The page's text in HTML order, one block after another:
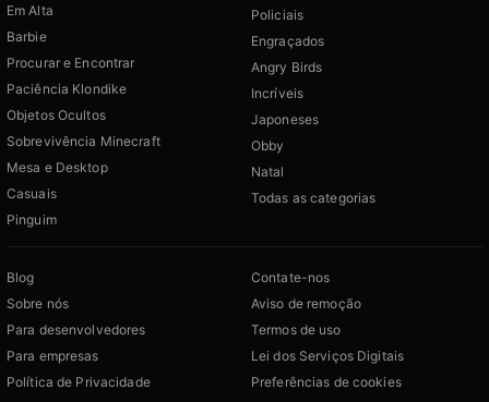
Em Alta
Barbie
Procurar e Encontrar
Paciência Klondike
Objetos Ocultos
Sobrevivência Minecraft
Mesa e Desktop
Casuais
Pinguim
Policiais
Engraçados
Angry Birds
Incríveis
Japoneses
Obby
Natal
Todas as categorias
Blog
Sobre nós
Para desenvolvedores
Para empresas
Política de Privacidade
Contate-nos
Aviso de remoção
Termos de uso
Lei dos Serviços Digitais
Preferências de cookies